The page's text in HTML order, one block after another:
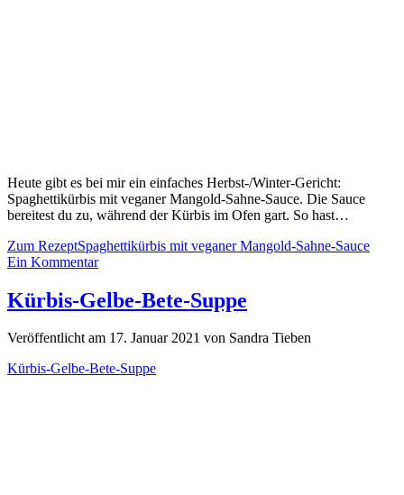
Heute gibt es bei mir ein einfaches Herbst-/Winter-Gericht:
Spaghettikürbis mit veganer Mangold-Sahne-Sauce. Die Sauce
bereitest du zu, während der Kürbis im Ofen gart. So hast…
Zum RezeptSpaghettikürbis mit veganer Mangold-Sahne-Sauce
Ein Kommentar
Kürbis-Gelbe-Bete-Suppe
Veröffentlicht am 17. Januar 2021 von Sandra Tieben
Kürbis-Gelbe-Bete-Suppe